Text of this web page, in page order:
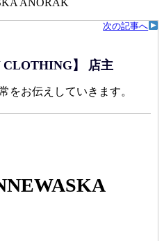
次の記事へ
CLOTHING】 店主
をお伝えしていきます。